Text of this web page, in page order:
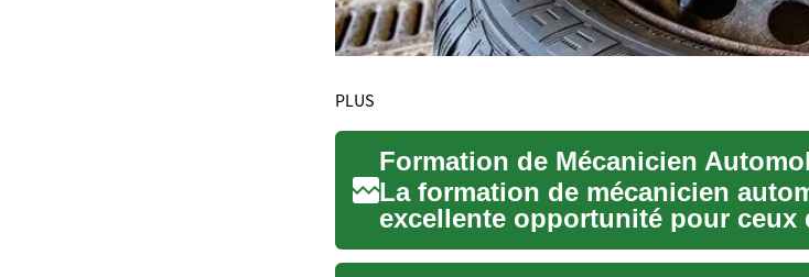
PLUS
La formation de mécanicien
excellente opportunité pour
par les voitures e...